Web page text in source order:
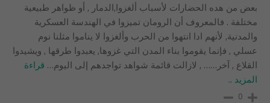
بعض من هده الحضارات لأسباب ألغزوا,الدمار , أو ظواهر طبيعية
مختلفة . فالمعروف أن الرومان تميزوا في الهندسة العسكرية
والمدنية, لأنهم ادا انتهوا من الحرب وألغزوا لا يناموا مثلنا نوم
عسلي , فإنما يقوموا بناء المدن التي غزوها, يعبدوا طرقها , ويشيدوا
القلاع , آخر…… , لازالت قائمة شواهد تواجدهم إلى اليوم… قراءة
المزيد ..
0